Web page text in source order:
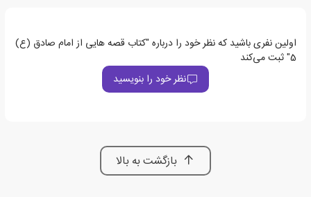
اولین نفری باشید که نظر خود را درباره "کتاب قصه هایی از امام صادق (ع)
5" ثبت می‌کند
نظر خود را بنویسید
بازگشت به بالا